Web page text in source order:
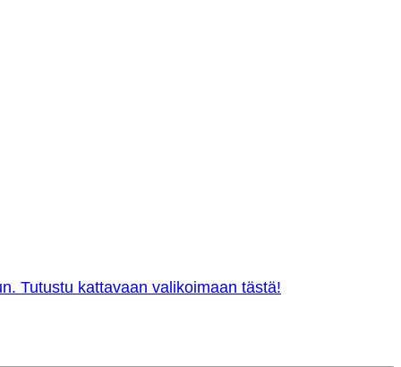
Tutustu kattavaan valikoimaan tästä!